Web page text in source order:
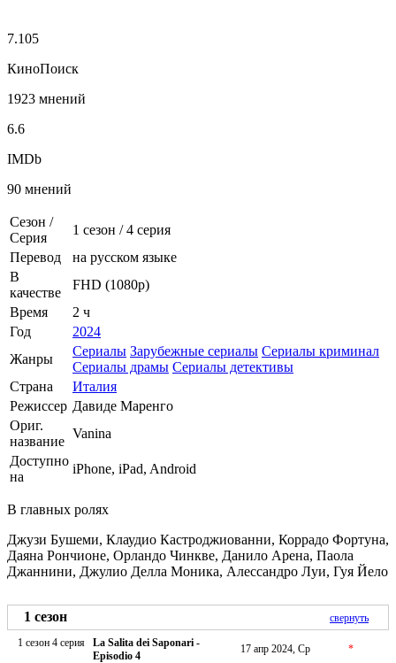
7.105
КиноПоиск
1923 мнений
6.6
IMDb
90 мнений
Сезон /
Серия
1 сезон /4 серия
Перевод
на русском языке
В
качестве
FHD (1080p)
Время
2 ч
Год
2024
Жанры
Сериалы Зарубежные сериалы Сериалы криминал
Сериалы драмы Сериалы детективы
Страна
Италия
Режиссер Давиде Маренго
Ориг.
название
Vanina
Доступно
на
iPhone, iPad, Android
В главных ролях
Джузи Бушеми, Клаудио Кастроджиованни, Коррадо Фортуна,
Даяна Рончионе, Орландо Чинкве, Данило Арена, Паола
Джаннини, Джулио Делла Моника, Алессандро Луи, Гуя Йело
1 сезон
свернуть
1 сезон 4 серия
La Salita dei Saponari -
Episodio 4
17 апр 2024, Ср *